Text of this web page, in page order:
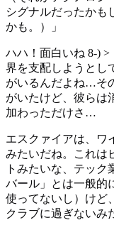
シグナルだったかも
かも。）」
ハハ！面白いね 8-)
界を支配しようとし
がいるんだよね…そ
がいたけど、彼らは
加わっただけさ…
エスクァイアは、ワ
みたいだね。これは
トみたいな、テッ
バール」とは一般的
使ってないし）けど
クラブに過ぎないみ